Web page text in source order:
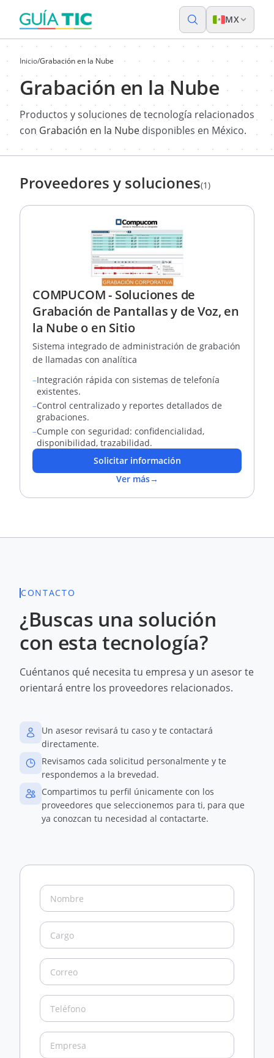
MX
Inicio/Grabación en la Nube
Grabación en la Nube
Productos y soluciones de tecnología relacionados
con Grabación en la Nube disponibles en México.
Proveedores y soluciones(1)
COMPUCOM - Soluciones de
Grabación de Pantallas y de Voz, en
la Nube o en Sitio
Sistema integrado de administración de grabación
de llamadas con analítica
–Integración rápida con sistemas de telefonía
existentes.
–Control centralizado y reportes detallados de
grabaciones.
–Cumple con seguridad: confidencialidad,
disponibilidad, trazabilidad.
Solicitar información
Ver más→
CONTACTO
¿Buscas una solución
con esta tecnología?
Cuéntanos qué necesita tu empresa y un asesor te
orientará entre los proveedores relacionados.
Un asesor revisará tu caso y te contactará
directamente.
Revisamos cada solicitud personalmente y te
respondemos a la brevedad.
Compartimos tu perfil únicamente con los
proveedores que seleccionemos para ti, para que
ya conozcan tu necesidad al contactarte.